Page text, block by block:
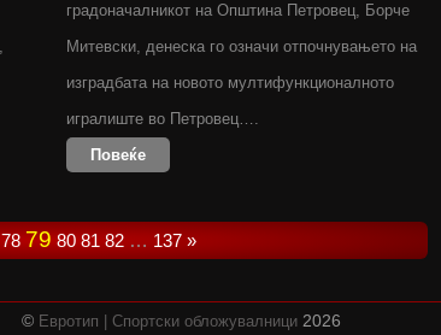
градоначалникот на Општина Петровец, Борче
Митевски, денеска го означи отпочнувањето на
изградбата на новото мултифункционалното
игралиште во Петровец….
Повеќе
78 79 80 81 82 … 137 »
© Евротип | Спортски обложувалници2026